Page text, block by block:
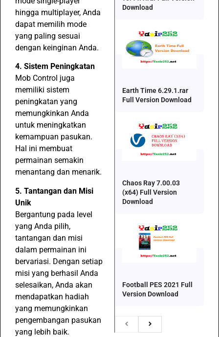
hingga multiplayer, Anda
dapat memilih mode
yang paling sesuai
dengan keinginan Anda.
4. Sistem Peningkatan
Mob Control juga
memiliki sistem
peningkatan yang
memungkinkan Anda
untuk meningkatkan
kemampuan pasukan.
Hal ini membuat
permainan semakin
menantang dan menarik.
5. Tantangan dan Misi
Unik
Bergantung pada level
yang Anda pilih,
tantangan dan misi
dalam permainan ini
bervariasi. Dengan setiap
misi yang berhasil Anda
selesaikan, Anda akan
mendapatkan hadiah
yang memungkinkan
pengembangan pasukan
yang lebih baik.
Download
Earth Time 6.29.1.rar
Full Version Download
Chaos Ray 7.00.03
(x64) Full Version
Download
Football PES 2021 Full
Version Download